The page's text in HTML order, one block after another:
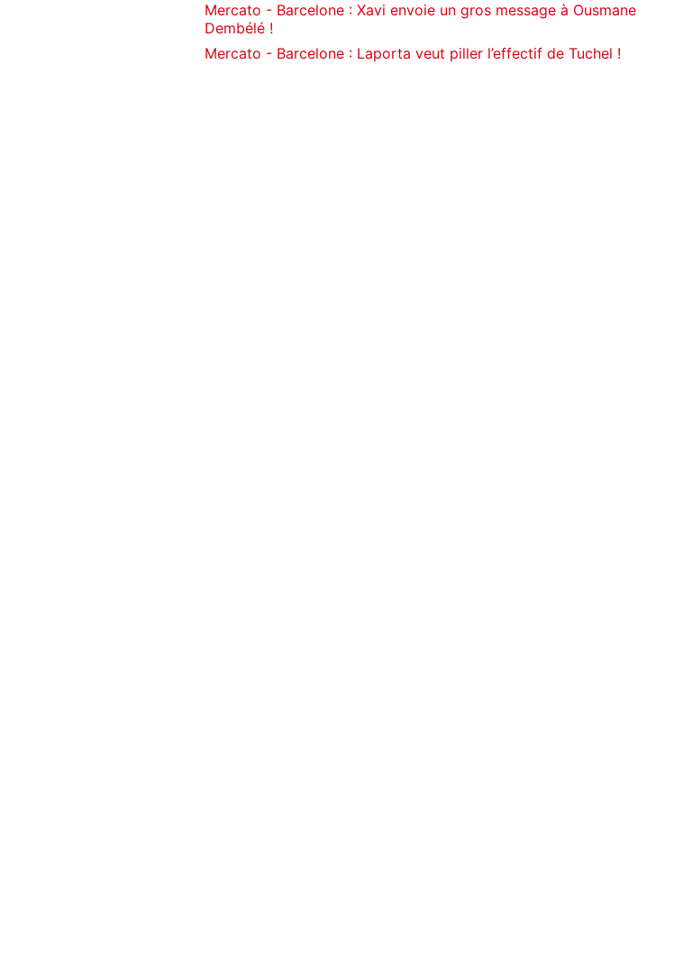
Mercato - Barcelone : Xavi envoie un gros message à Ousmane
Dembélé !
Mercato - Barcelone : Laporta veut piller l’effectif de Tuchel !